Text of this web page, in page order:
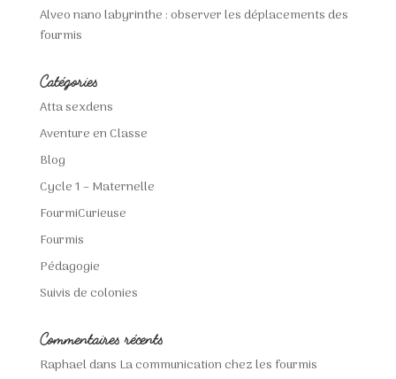
Alveo nano labyrinthe : observer les déplacements des
fourmis
Catégories
Atta sexdens
Aventure en Classe
Blog
Cycle 1 – Maternelle
FourmiCurieuse
Fourmis
Pédagogie
Suivis de colonies
Commentaires récents
Raphael dans La communication chez les fourmis